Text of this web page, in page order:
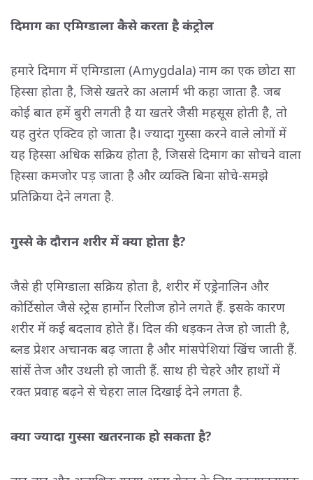
दिमाग का एमिग्डाला कैसे करता है कंट्रोल
हमारे दिमाग में एमिग्डाला (Amygdala) नाम का एक छोटा सा
हिस्सा होता है, जिसे खतरे का अलार्म भी कहा जाता है. जब
कोई बात हमें बुरी लगती है या खतरे जैसी महसूस होती है, तो
यह तुरंत एक्टिव हो जाता है। ज्यादा गुस्सा करने वाले लोगों में
यह हिस्सा अधिक सक्रिय होता है, जिससे दिमाग का सोचने वाला
हिस्सा कमजोर पड़ जाता है और व्यक्ति बिना सोचे-समझे
प्रतिक्रिया देने लगता है.
गुस्से के दौरान शरीर में क्या होता है?
जैसे ही एमिग्डाला सक्रिय होता है, शरीर में एड्रेनालिन और
कोर्टिसोल जैसे स्ट्रेस हार्मोन रिलीज होने लगते हैं. इसके कारण
शरीर में कई बदलाव होते हैं। दिल की धड़कन तेज हो जाती है,
ब्लड प्रेशर अचानक बढ़ जाता है और मांसपेशियां खिंच जाती हैं.
सांसें तेज और उथली हो जाती हैं. साथ ही चेहरे और हाथों में
रक्त प्रवाह बढ़ने से चेहरा लाल दिखाई देने लगता है.
क्या ज्यादा गुस्सा खतरनाक हो सकता है?